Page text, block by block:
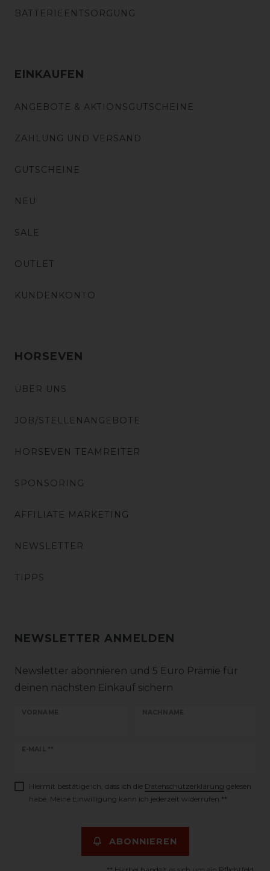
BATTERIEENTSORGUNG
EINKAUFEN
ANGEBOTE & AKTIONSGUTSCHEINE
ZAHLUNG UND VERSAND
GUTSCHEINE
NEU
SALE
OUTLET
KUNDENKONTO
HORSEVEN
ÜBER UNS
JOB/STELLENANGEBOTE
HORSEVEN TEAMREITER
SPONSORING
AFFILIATE MARKETING
NEWSLETTER
TIPPS
NEWSLETTER ANMELDEN
Newsletter abonnieren und 5 Euro Prämie für
deinen nächsten Einkauf sichern
VORNAME NACHNAME
E-MAIL **
Newsletter
Hiermit bestätige ich, dass ich die Daten­schutz­erklärung gelesen
habe. Meine Einwilligung kann ich jederzeit widerrufen.**
ABONNIEREN